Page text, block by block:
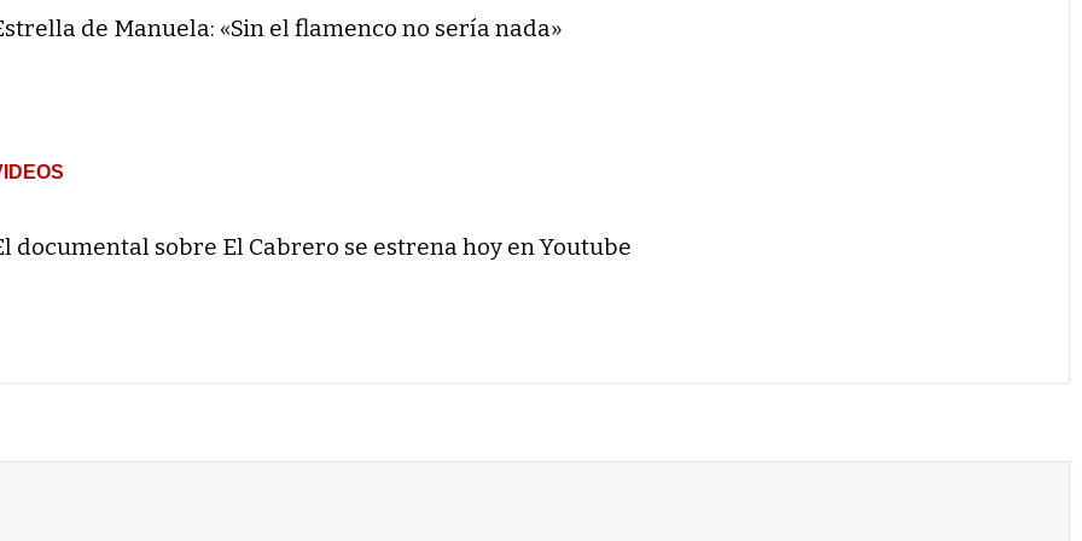
de Manuela: «Sin el flamenco no sería nada»
documental sobre El Cabrero se estrena hoy en Youtube